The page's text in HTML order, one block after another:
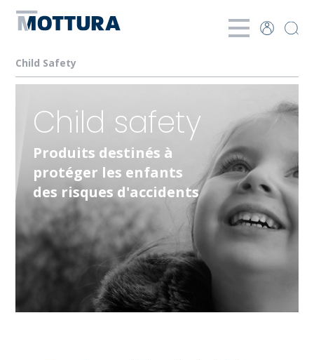
Child Safety
Child safety
Produits destinés à
protéger les enfants
des risques d'accidents